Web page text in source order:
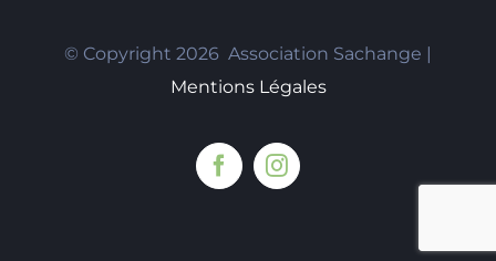
© Copyright 2026 Association Sachange |
Mentions Légales
FacebookInstagram